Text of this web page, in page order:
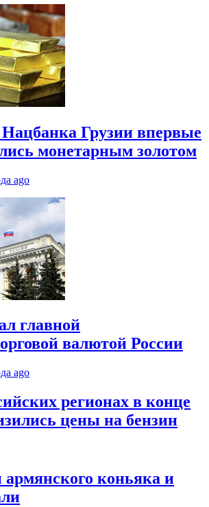
Грузии впервые
монетарным золотом
ago
главной
валютой России
ago
регионах в конце
цены на бензин
коньяка и